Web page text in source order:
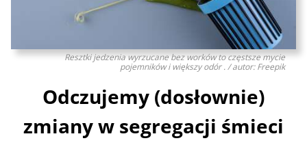
Resztki jedzenia wyrzucane bez worków to częstsze mycie
pojemników i większy odór . / autor: Freepik
Odczujemy (dosłownie)
zmiany w segregacji śmieci